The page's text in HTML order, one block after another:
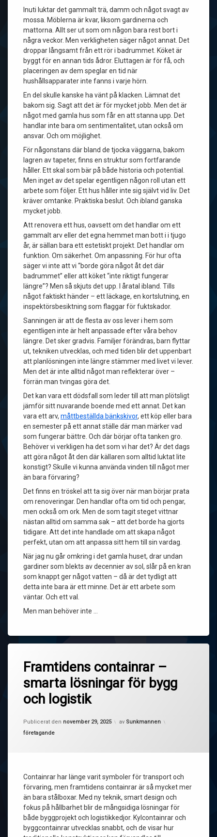
Inuti luktar det gammalt trä, damm och något svagt av
mossa. Möblerna är kvar, liksom gardinerna och
mattorna. Allt ser ut som om någon bara rest bort i
några veckor. Men verkligheten säger något annat. Det
droppar långsamt från ett rör i badrummet. Köket är
byggt för en annan tids ådror. Eluttagen är för få, och
placeringen av dem speglar en tid när
hushållsapparater inte fanns i varje hörn.
En del skulle kanske ha vänt på klacken. Lämnat det
bakom sig. Sagt att det är för mycket jobb. Men det är
något med gamla hus som får en att stanna upp. Det
handlar inte bara om sentimentalitet, utan också om
ansvar. Och om möjlighet.
För någonstans där bland de tjocka väggarna, bakom
lagren av tapeter, finns en struktur som fortfarande
håller. Ett skal som bär på både historia och potential.
Men inget av det spelar egentligen någon roll utan ett
arbete som följer. Ett hus håller inte sig självt vid liv. Det
kräver omtanke. Praktiska beslut. Och ibland ganska
mycket jobb.
Att renovera ett hus, oavsett om det handlar om ett
gammalt arv eller det egna hemmet man bott i i tjugo
år, är sällan bara ett estetiskt projekt. Det handlar om
funktion. Om säkerhet. Om anpassning. För hur ofta
säger vi inte att vi “borde göra något åt det där
badrummet” eller att köket “inte riktigt fungerar
längre”? Men så skjuts det upp. I åratal ibland. Tills
något faktiskt händer – ett läckage, en kortslutning, en
inspektörsbesiktning som flaggar för fuktskador.
Sanningen är att de flesta av oss lever i hem som
egentligen inte är helt anpassade efter våra behov
längre. Det sker gradvis. Familjer förändras, barn flyttar
ut, tekniken utvecklas, och med tiden blir det uppenbart
att planlösningen inte längre stämmer med livet vi lever.
Men det är inte alltid något man reflekterar över –
förrän man tvingas göra det.
Det kan vara ett dödsfall som leder till att man plötsligt
jämför sitt nuvarande boende med ett annat. Det kan
vara ett arv, måttbeställda bänkskivor, ett köp eller bara
en semester på ett annat ställe där man märker vad
som fungerar bättre. Och där börjar ofta tanken gro.
Behöver vi verkligen ha det som vi har det? Är det dags
att göra något åt den där källaren som alltid luktat lite
konstigt? Skulle vi kunna använda vinden till något mer
än bara förvaring?
Det finns en tröskel att ta sig över när man börjar prata
om renoveringar. Den handlar ofta om tid och pengar,
men också om ork. Men de som tagit steget vittnar
nästan alltid om samma sak – att det borde ha gjorts
tidigare. Att det inte handlade om att skapa något
perfekt, utan om att anpassa sitt hem till sin vardag.
När jag nu går omkring i det gamla huset, drar undan
gardiner som blekts av decennier av sol, slår på en kran
som knappt ger något vatten – då är det tydligt att
detta inte bara är ett minne. Det är ett arbete som
väntar. Och ett val.
Men man behöver inte …
Framtidens containrar –
smarta lösningar för bygg
och logistik
Publicerat den november 29, 2025
Uppdaterad den
av Sunkmannen
Kategorier:
företagande
Containrar har länge varit symboler för transport och
förvaring, men framtidens containrar är så mycket mer
än bara stålboxar. Med ny teknik, smart design och
fokus på hållbarhet blir de mångsidiga lösningar för
både byggprojekt och logistikkedjor. Kylcontainrar och
byggcontainrar utvecklas snabbt, och de visar hur